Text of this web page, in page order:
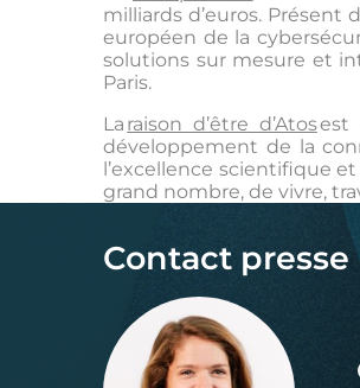
milliards d’euros. Présent
européen de la
solutions sur mesure et
Paris.
La raison d’être d’Atosest
développement de la
l’excellence scientifique
grand nombre, de vivre,
Contact presse